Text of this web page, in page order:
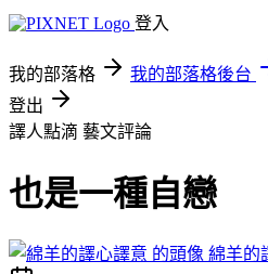
登入
我的部落格 我的部落格後台
登出
譯人點滴 藝文評論
也是一種自戀
綿羊的